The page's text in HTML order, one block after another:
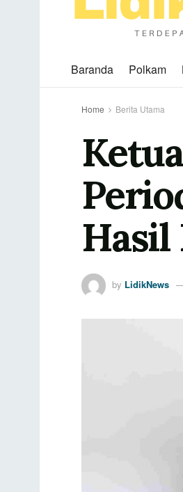
Baranda Polkam
Home Berita Utama
Hasil
by LidikNews